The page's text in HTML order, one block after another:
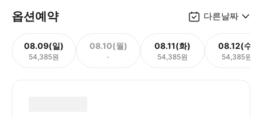
옵션예약 다른날짜
08.09(일)
54,385원
08.10(월)
-
08.11(화)
54,385원
08.12(수)
54,385원